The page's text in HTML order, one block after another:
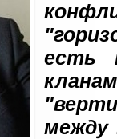
есть
между